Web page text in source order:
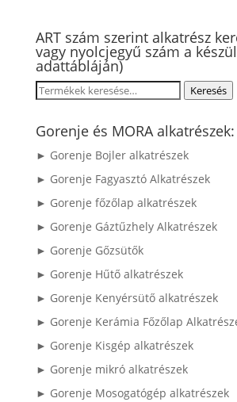
ART szám szerint alkatrész
vagy nyolcjegyű szám a
adattábláján)
Keresés
következőre:
Keresés
Gorenje és MORA alkatrészek:
► Gorenje Bojler alkatrészek
► Gorenje Fagyasztó Alkatrészek
► Gorenje főzőlap alkatrészek
► Gorenje Gáztűzhely Alkatrészek
► Gorenje Gőzsütők
► Gorenje Hűtő alkatrészek
► Gorenje Kenyérsütő alkatrészek
► Gorenje Kerámia Főzőlap
► Gorenje Kisgép alkatrészek
► Gorenje mikró alkatrészek
► Gorenje Mosogatógép alkatrészek